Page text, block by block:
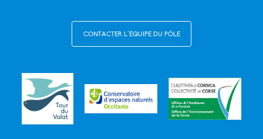
CONTACTER L’ÉQUIPE DU PÔLE